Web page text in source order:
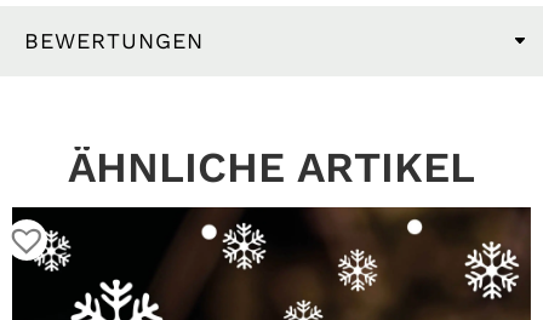
BEWERTUNGEN
ÄHNLICHE ARTIKEL